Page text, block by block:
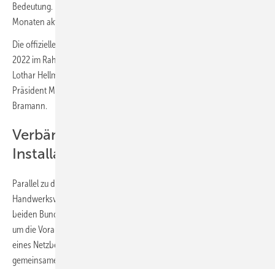
Bedeutung. Die Vereinbarung wurde deshalb in den vergangenen
Monaten aktualisiert und in einigen Punkten nachjustiert.
Die offizielle Unterzeichnung der Vereinbarung erfolgte am 9. Juni
2022 im Rahmen der ZVEH-Jahrestagung durch ZVEH-Präsident
Lothar Hellmann, ZVEH-Hauptgeschäftsführer Ingolf Jakobi, ZVSHK-
Präsident Michael Hilpert und ZVSHK-Hauptgeschäftsführer Helmut
Bramann.
Verbände stellen sich hinter
Installateurverzeichnis
Parallel zu der 7a-Vereinbarung setzten die vier hochrangigen
Handwerksvertreter ihre Unterschrift unter ein weitere, von den
beiden Bundesverbänden erarbeitete Verbändeerklärung, bei der es
um die Voraussetzungen zur Eintragung in das Installateurverzeichnis
eines Netzbetreibers beziehungsweise Wasserversorgers geht. Die
gemeinsame Erklärung stärkt die hohe Bedeutung der